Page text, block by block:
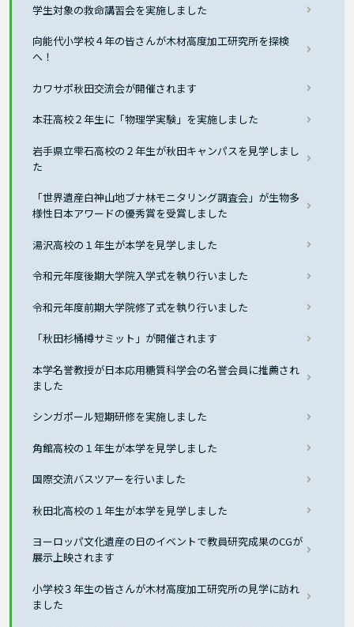
学生対象の救命講習会を実施しました
向能代小学校４年の皆さんが木材高度加工研究所を探検
へ！
カワサポ秋田交流会が開催されます
本荘高校２年生に「物理学実験」を実施しました
岩手県立雫石高校の２年生が秋田キャンパスを見学しまし
た
「世界遺産白神山地ブナ林モニタリング調査会」が生物多
様性日本アワードの優秀賞を受賞しました
湯沢高校の１年生が本学を見学しました
令和元年度後期大学院入学式を執り行いました
令和元年度前期大学院修了式を執り行いました
「秋田杉桶樽サミット」が開催されます
本学名誉教授が日本応用糖質科学会の名誉会員に推薦され
ました
シンガポール短期研修を実施しました
角館高校の１年生が本学を見学しました
国際交流バスツアーを行いました
秋田北高校の１年生が本学を見学しました
ヨーロッパ文化遺産の日のイベントで教員研究成果のCGが
展示上映されます
小学校３年生の皆さんが木材高度加工研究所の見学に訪れ
ました